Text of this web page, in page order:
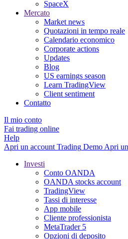
SpaceX
Mercato
Market news
Quotazioni in tempo reale
Calendario economico
Corporate actions
Updates
Blog
US earnings season
Learn TradingView
Client sentiment
Contatto
Il mio conto
Fai trading online
Help
Apri un account Trading Demo Apri
Investi
Conto OANDA
OANDA stocks account
TradingView
Tassi di interesse
App mobile
Cliente professionista
MetaTrader 5
Opzioni di deposito